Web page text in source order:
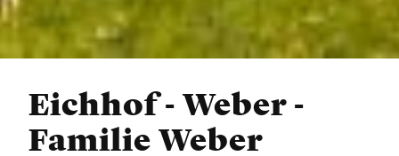
Eichhof - Weber -
Familie Weber